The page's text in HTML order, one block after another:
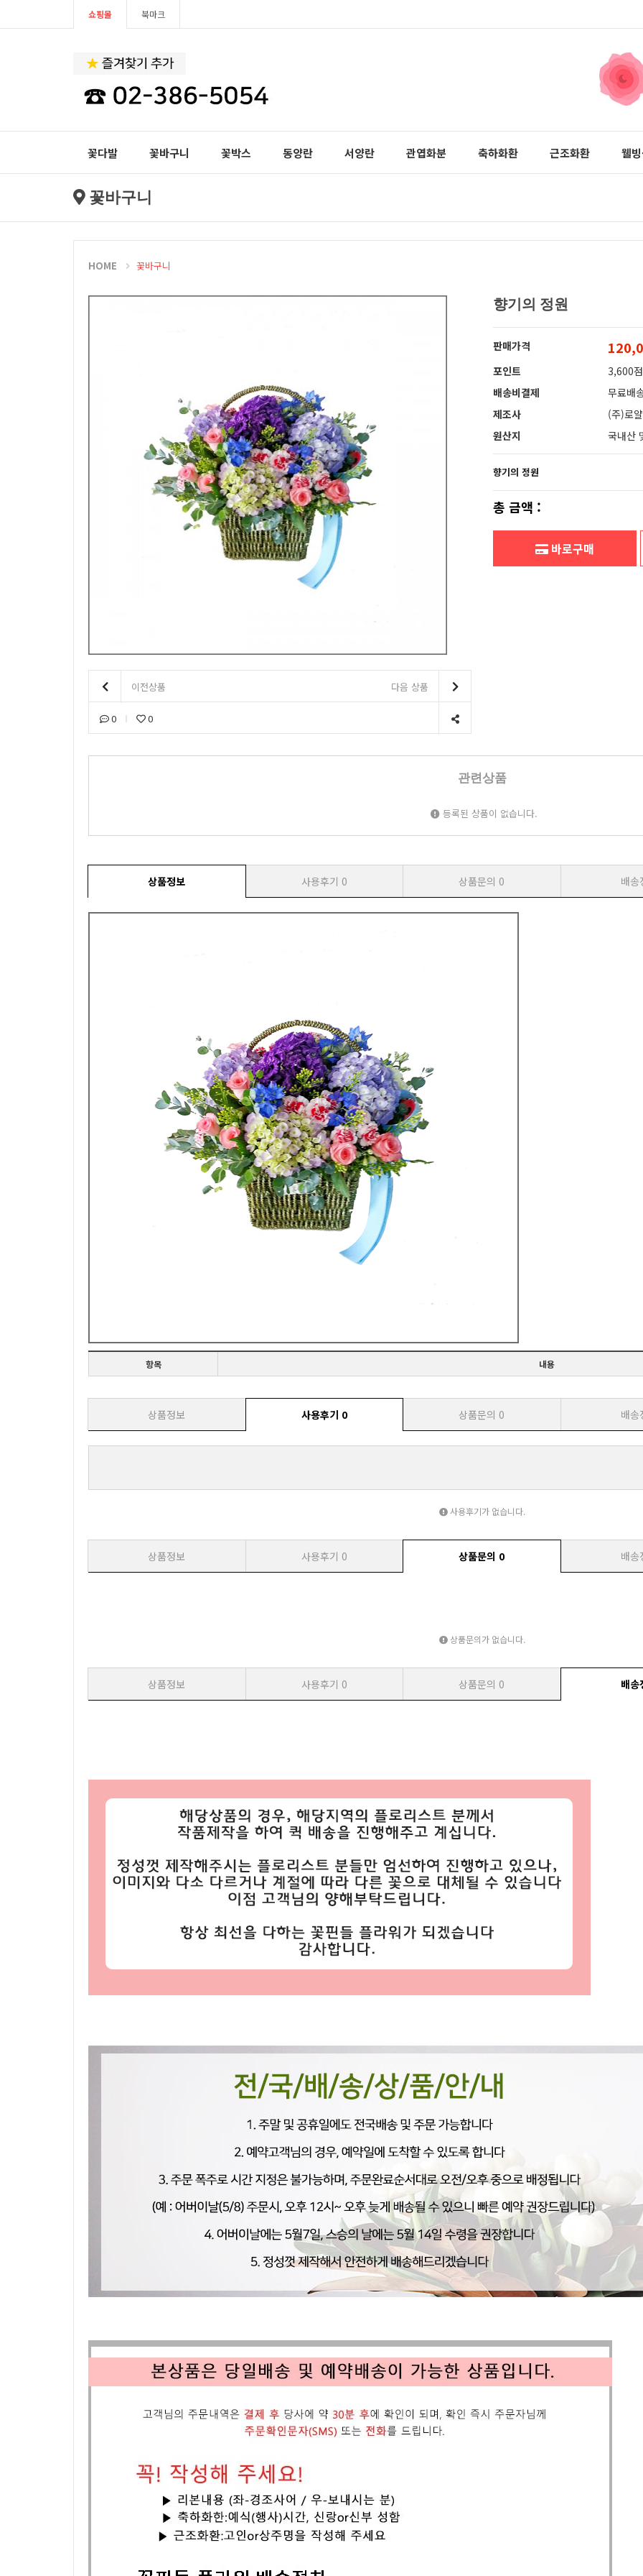
쇼핑몰 북마크
꽃다발 꽃바구니 꽃박스 동양란 서양란 관엽화분 축하화환 근조화환 웰
꽃바구니
HOME 꽃바구니
이전상품 다음 상품
0 0
향기의 정원
판매가격
포인트
3,600점
배송비결제
무료배
제조사
(주)로
원산지
국내산
향기의 정원
총 금액 :
바로구매
관련상품
등록된 상품이 없습니다.
상품정보 사용후기 0 상품문의 0 배송
항목 내용
상품정보 사용후기 0 상품문의 0 배송
사용후기가 없습니다.
상품정보 사용후기 0 상품문의 0 배송
상품문의가 없습니다.
상품정보 사용후기 0 상품문의 0 배송